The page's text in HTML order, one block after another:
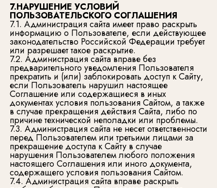
7.НАРУШЕНИЕ УСЛОВИЙ
ПОЛЬЗОВАТЕЛЬСКОГО СОГЛАШЕНИЯ
7.1. Администрация сайта имеет право раскрыть
информацию о Пользователе, если действующее
законодательство Российской Федерации требует
или разрешает такое раскрытие.
7.2. Администрация сайта вправе без
предварительного уведомления Пользователя
прекратить и (или) заблокировать доступ к Сайту,
если Пользователь нарушил настоящее
Соглашение или содержащиеся в иных
документах условия пользования Сайтом, а также
в случае прекращения действия Сайта, либо по
причине технической неполадки или проблемы.
7.3. Администрация сайта не несет ответственности
перед Пользователем или третьими лицами за
прекращение доступа к Сайту в случае
нарушения Пользователем любого положения
настоящего Соглашения или иного документа,
содержащего условия пользования Сайтом.
7.4. Администрация сайта вправе раскрыть